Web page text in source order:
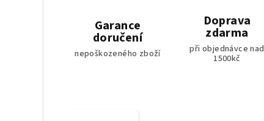
Garance
doručení
nepoškozeného zboží
Doprava
zdarma
při objednávce nad
1500kč